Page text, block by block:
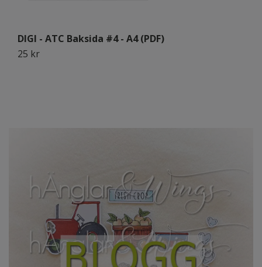
DIGI - ATC Baksida #4 - A4 (PDF)
25 kr